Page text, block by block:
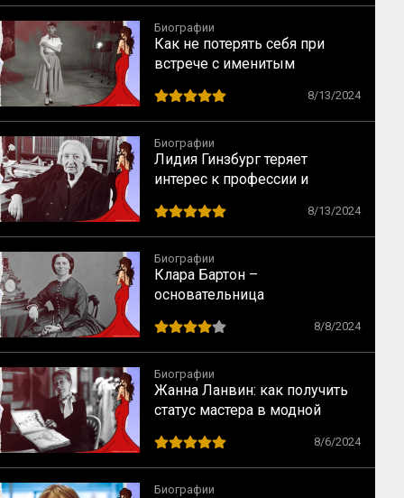
Биографии
Как не потерять себя при
встрече с именитым
Хепбёрн
8/13/2024
Биографии
Лидия Гинзбург теряет
интерес к профессии и
8/13/2024
Биографии
Клара Бартон –
основательница
Креста
8/8/2024
Биографии
Жанна Ланвин: как получить
статус мастера в модной
8/6/2024
Биографии